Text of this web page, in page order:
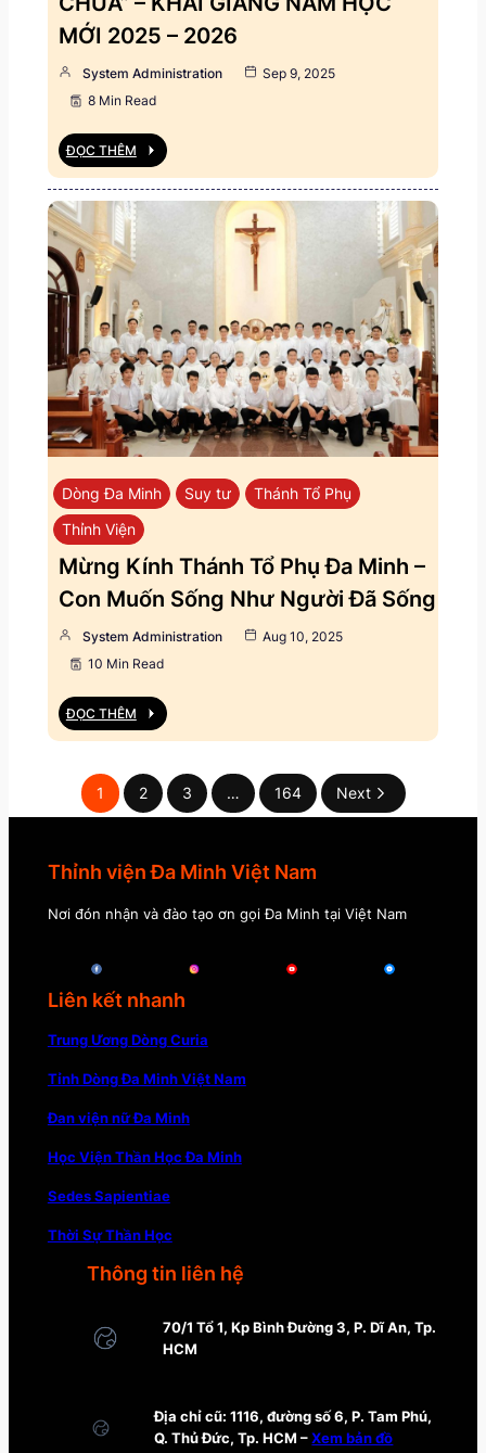
MỚI 2025 – 2026
System Administration
Sep 9, 2025
8 Min Read
ĐỌC THÊM
Dòng Đa Minh Suy tư
Thánh Tổ Phụ
Thỉnh Viện
Mừng Kính Thánh Tổ Phụ Đa Minh –
Con Muốn Sống Như Người Đã Sống
System Administration
Aug 10, 2025
10 Min Read
ĐỌC THÊM
1 2 3 … 164 Next
Thỉnh viện Đa Minh Việt Nam
Nơi đón nhận và đào tạo ơn gọi Đa Minh tại Việt Nam
Liên kết nhanh
Trung Ương Dòng Curia
Tỉnh Dòng Đa Minh Việt Nam
Đan viện nữ Đa Minh
Học Viện Thần Học Đa Minh
Sedes Sapientiae
Thời Sự Thần Học
Thông tin liên hệ
70/1 Tổ 1, Kp Bình Đường 3, P. Dĩ An, Tp.
HCM
Địa chỉ cũ: 1116, đường số 6, P. Tam Phú,
Q. Thủ Đức, Tp. HCM –Xem bản đồ